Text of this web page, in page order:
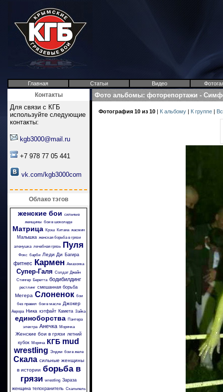
Главная Статьи Видео
Контакты
Для связи с КГБ
используйте следующие
контакты:
kgb3000@mail.ru
+7 978 77 05 441
vk.com/kgb3000com
Облако тэгов
женские бои сильные
женщины бои в шоколаде
Матрица Крэш Китана жасмин
Малышка женская борьба в грязи
аленушка лечебная грязь Пуля
Фокс барби Леди Ди Багира
фитнес Кармен Амазонка
Супер-Галя Солдат Джейн
Стингер
Беретта бодибилдинг
рестлинг смешанная борьба
Мегера Слоненок бои
без правил бои в масле Джокер
Аврора Ника кэтфайт Камета Зайка
единоборства
Пантера
электра Анечка Морячка
Женские бои в грязи летний
кубок Моряча КГБ mud
wrestling Энджи бои в желе
Скала сильные женщины
в истории борьба в
грязи wrestling Зараза
женщина телохранитель Скальпель
Фото альбомы: фоторепортажи -
Фотография 10 из 10 | К альбому | К группе |